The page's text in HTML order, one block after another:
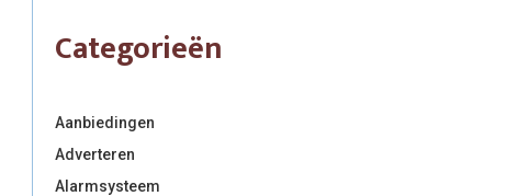
Categorieën
Aanbiedingen
Adverteren
Alarmsysteem